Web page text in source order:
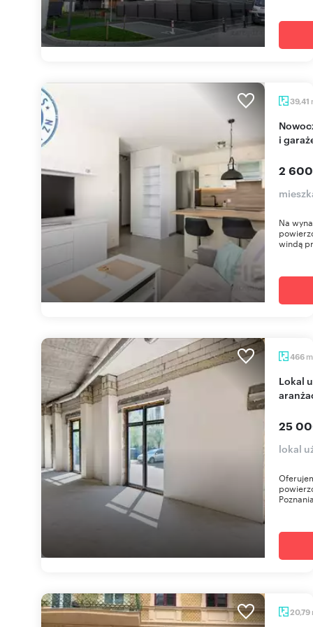
39,41
Nowoczesne 2-pokojowe mieszkanie z balkonem
i
2
Na
windą
466 m
Lokal usługowy 466 m² - 3 wejścia - elastyczna
25
lokal
20,79